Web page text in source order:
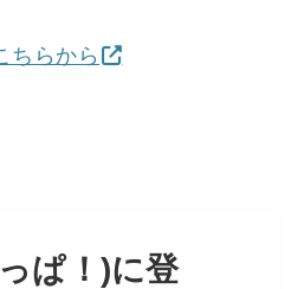
ちらから
ぱ！)に登